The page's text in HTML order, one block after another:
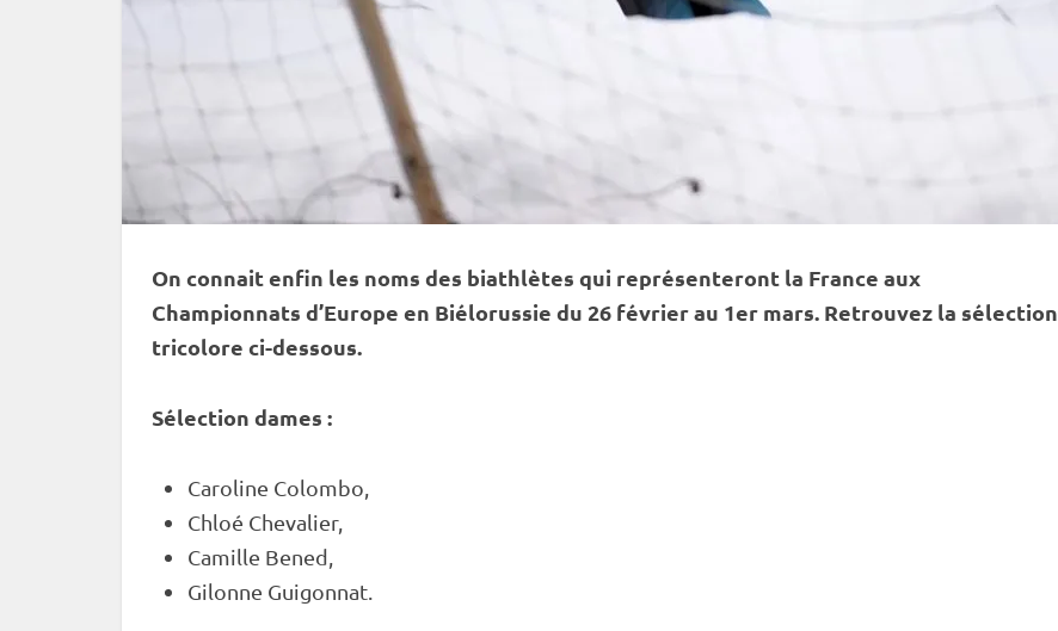
On connait enfin les noms des biathlètes qui représenteront la France aux
Championnats d’Europe en Biélorussie du 26 février au 1er mars. Retrouvez la sélection
tricolore ci-dessous.
Sélection dames :
Caroline Colombo,
Chloé Chevalier,
Camille Bened,
Gilonne Guigonnat.